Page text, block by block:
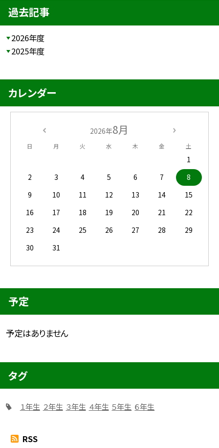
過去記事
2026年度
2025年度
カレンダー
2026年8月
日 月 火 水 木 金 土
1
2
3 4 5 6 7
8
9
10 11 12 13 14
15
16
17 18 19 20 21
22
23
24 25 26 27 28
29
30
31
予定
予定はありません
タグ
１年生 ２年生 ３年生 ４年生 ５年生 ６年生
RSS